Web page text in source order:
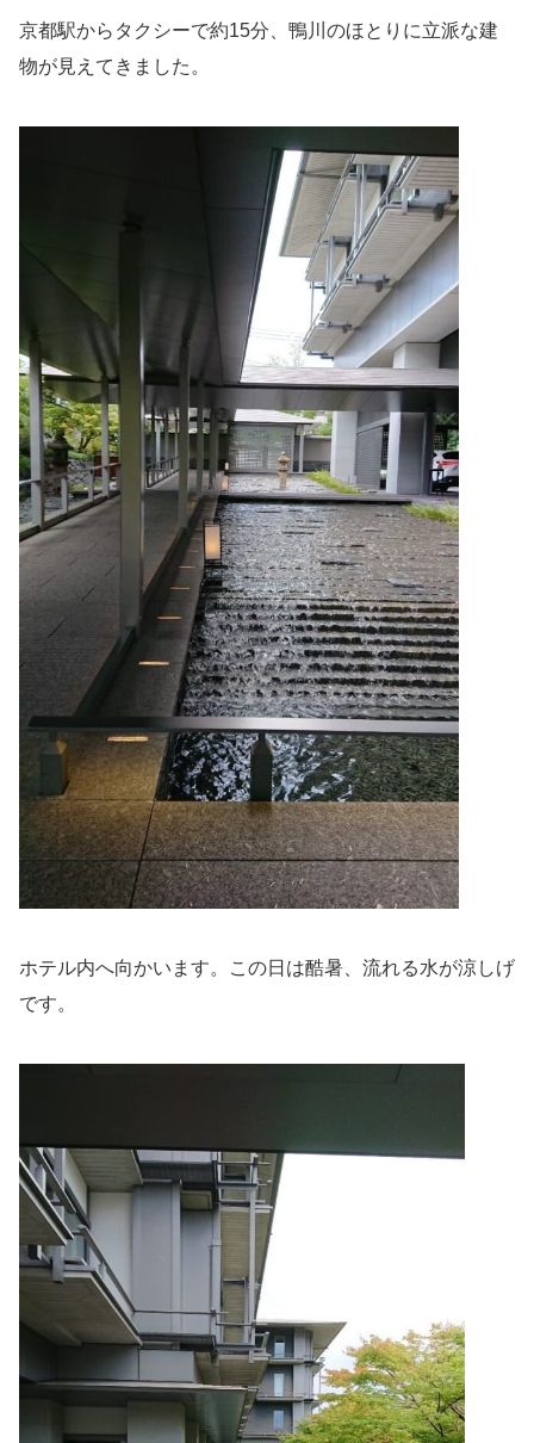
京都駅からタクシーで約15分、鴨川のほとりに立派な建
物が見えてきました。
ホテル内へ向かいます。この日は酷暑、流れる水が涼しげ
です。